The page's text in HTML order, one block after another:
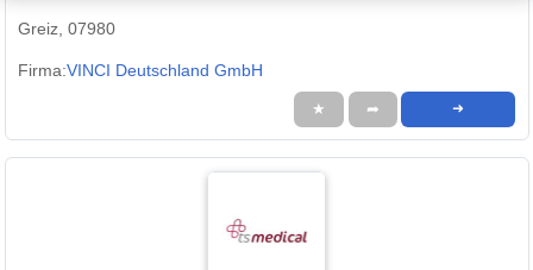
Greiz, 07980
Firma:VINCI Deutschland GmbH
★ ➦ ➜